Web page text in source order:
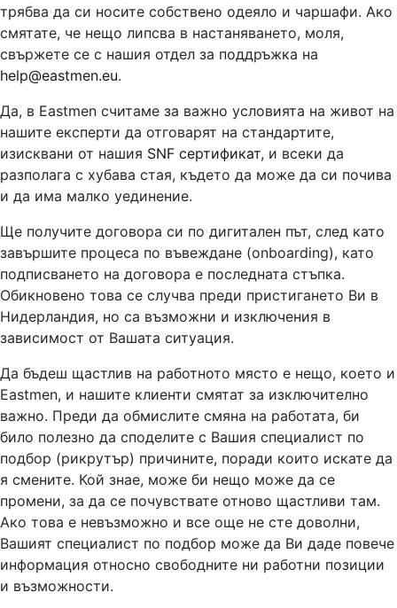
трябва да си носите собствено одеяло и чаршафи. Ако
смятате, че нещо липсва в настаняването, моля,
свържете се с нашия отдел за поддръжка на
help@eastmen.eu.
Да, в Eastmen считаме за важно условията на живот на
нашите експерти да отговарят на стандартите,
изисквани от нашия SNF сертификат, и всеки да
разполага с хубава стая, където да може да си почива
и да има малко уединение.
Ще получите договора си по дигитален път, след като
завършите процеса по въвеждане (onboarding), като
подписването на договора е последната стъпка.
Обикновено това се случва преди пристигането Ви в
Нидерландия, но са възможни и изключения в
зависимост от Вашата ситуация.
Да бъдеш щастлив на работното място е нещо, което и
Eastmen, и нашите клиенти смятат за изключително
важно. Преди да обмислите смяна на работата, би
било полезно да споделите с Вашия специалист по
подбор (рикрутър) причините, поради които искате да
я смените. Кой знае, може би нещо може да се
промени, за да се почувствате отново щастливи там.
Ако това е невъзможно и все още не сте доволни,
Вашият специалист по подбор може да Ви даде повече
информация относно свободните ни работни позиции
и възможности.